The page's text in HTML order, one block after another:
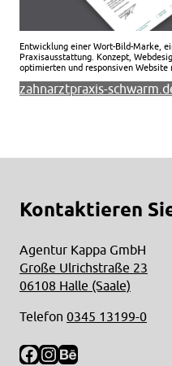
Entwicklung einer Wort-Bild-Marke,
Praxisausstattung. Konzept,
optimierten und responsiven
zahnarztpraxis-
Kontaktieren
Agentur Kappa GmbH
Große Ulrichstraße 23
06108 Halle (Saale)
Telefon 0345 13199-0
Facebook
Instagram
Behance